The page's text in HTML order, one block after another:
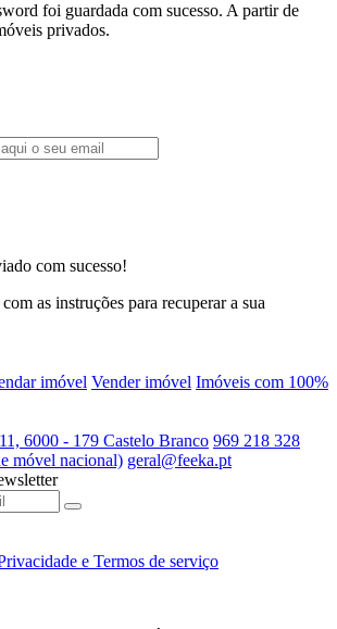
foi guardada com sucesso. A partir de
privados.
com sucesso!
as instruções para recuperar a sua
imóvel Vender imóvel Imóveis com 100%
6000 - 179 Castelo Branco 969 218 328
móvel nacional) geral@feeka.pt
e Termos de serviço